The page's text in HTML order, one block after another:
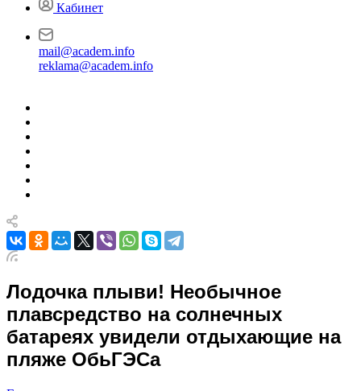
Кабинет
mail@academ.info
reklama@academ.info
Лодочка плыви! Необычное
плавсредство на солнечных
батареях увидели отдыхающие на
пляже ОбьГЭСа